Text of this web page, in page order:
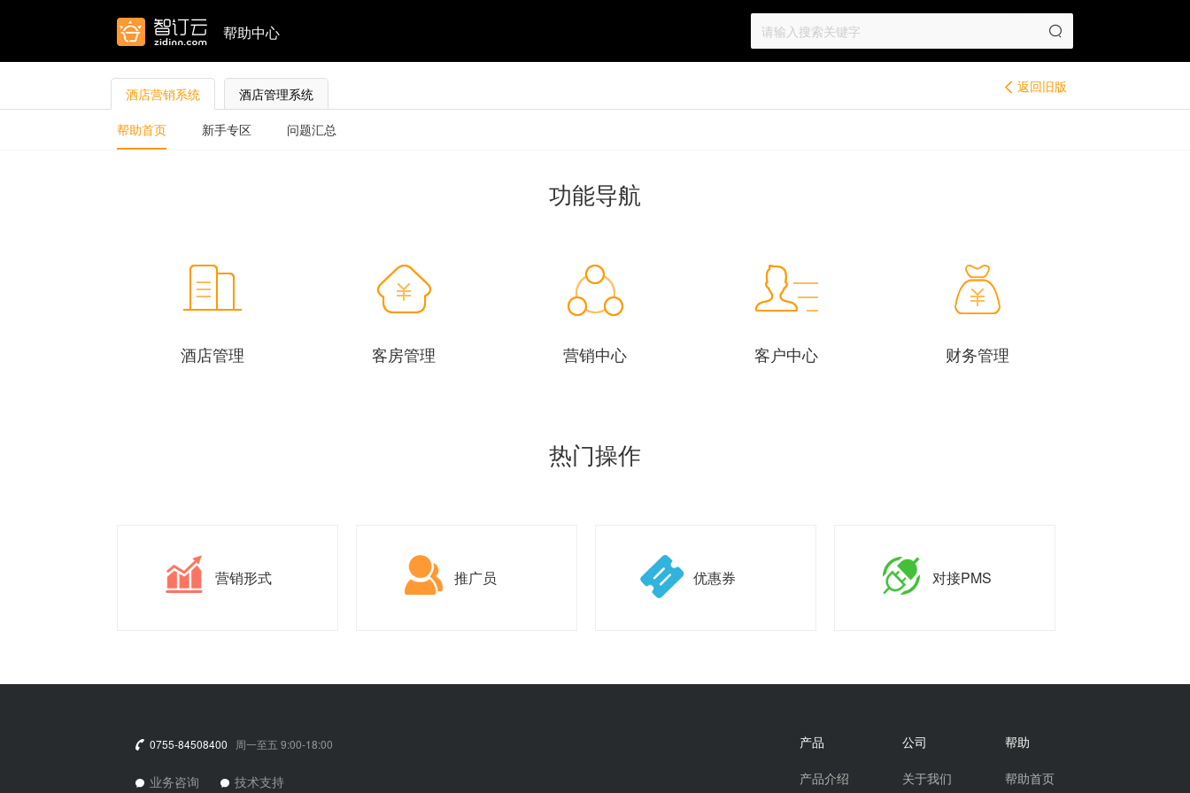
帮助中心
酒店营销系统 酒店管理系统 返回旧版
帮助首页 新手专区 问题汇总
功能导航
酒店管理 客房管理 营销中心 客户中心 财务管理
热门操作
营销形式 推广员 优惠券 对接PMS
0755-84508400 周一至五 9:00-18:00
业务咨询 技术支持
产品
产品介绍
公司
关于我们
帮助
帮助首页